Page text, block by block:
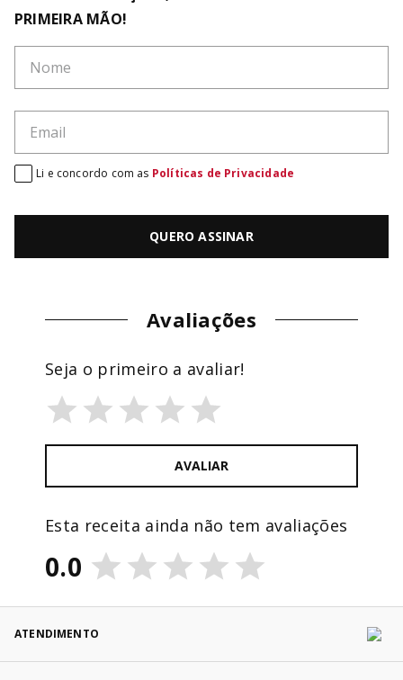
PRIMEIRA MÃO!
QUERO ASSINAR
Li e concordo com as Políticas de Privacidade
Avaliações
Esta receita ainda não tem avaliações
0.0
Seja o primeiro a avaliar!
AVALIAR
ATENDIMENTO